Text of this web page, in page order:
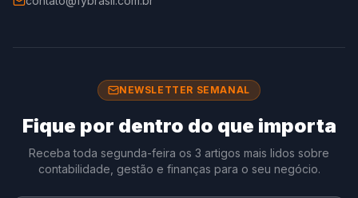
NEWSLETTER SEMANAL
Fique por dentro do que importa
Receba toda segunda-feira os 3 artigos mais lidos sobre
contabilidade, gestão e finanças para o seu negócio.